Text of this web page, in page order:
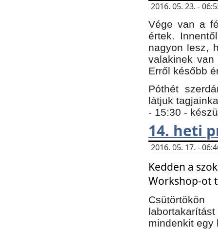
2016. 05. 23. -
Vége van a
értek.
nagyon lesz,
valakinek
Erről később
Póthét
látjuk
- 15:30 -
14. heti
2016. 05. 17. -
Kedden a
Workshop-ot
mindenkit